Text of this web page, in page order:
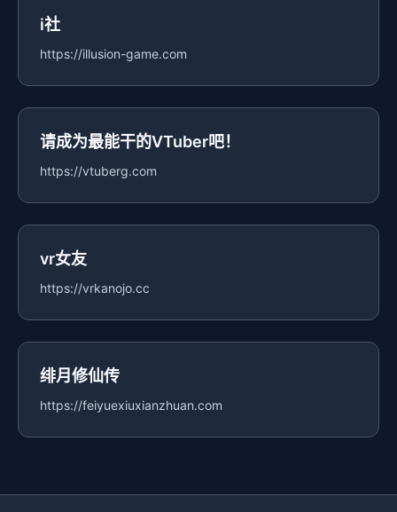
i社
https://illusion-game.com
请成为最能干的VTuber吧！
https://vtuberg.com
vr女友
https://vrkanojo.cc
绯月修仙传
https://feiyuexiuxianzhuan.com